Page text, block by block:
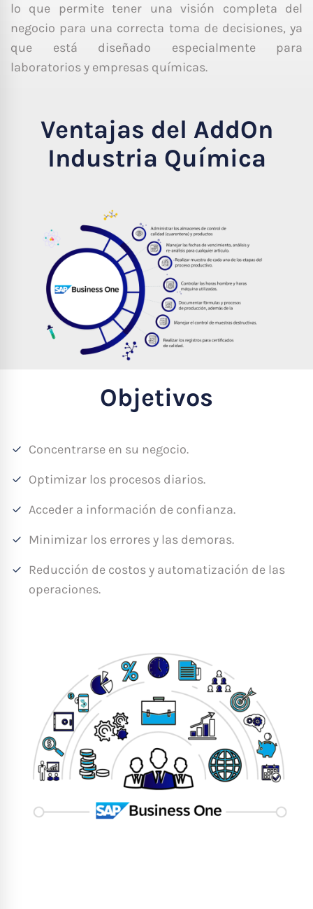
lo que permite tener una visión completa del
negocio para una correcta toma de decisiones, ya
que está diseñado especialmente para
laboratorios y empresas químicas.
Ventajas del AddOn
Industria Química
Objetivos
Concentrarse en su negocio.
Optimizar los procesos diarios.
Acceder a información de confianza.
Minimizar los errores y las demoras.
Reducción de costos y automatización de las
operaciones.